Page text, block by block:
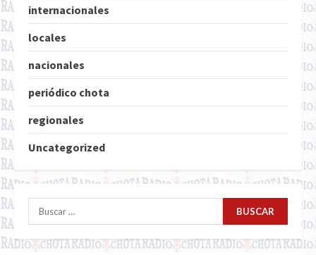
internacionales
locales
nacionales
periódico chota
regionales
Uncategorized
Buscar: